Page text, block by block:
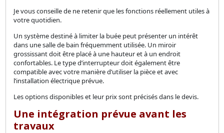
Je vous conseille de ne retenir que les fonctions réellement utiles à
votre quotidien.
Un système destiné à limiter la buée peut présenter un intérêt
dans une salle de bain fréquemment utilisée. Un miroir
grossissant doit être placé à une hauteur et à un endroit
confortables. Le type d’interrupteur doit également être
compatible avec votre manière d’utiliser la pièce et avec
l’installation électrique prévue.
Les options disponibles et leur prix sont précisés dans le devis.
Une intégration prévue avant les
travaux